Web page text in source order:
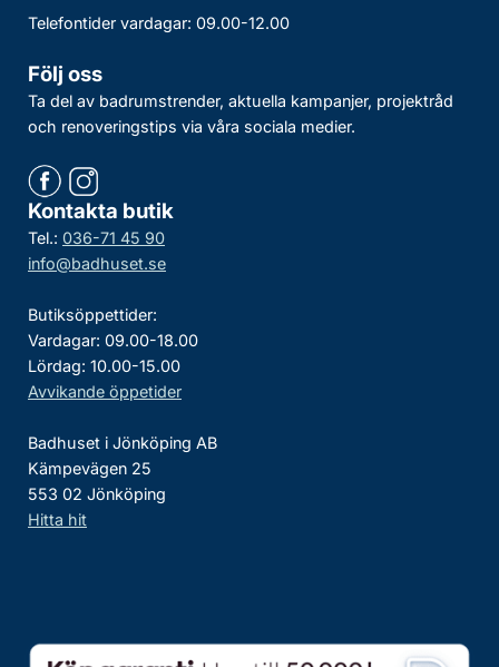
Telefontider vardagar: 09.00-12.00
Följ oss
Ta del av badrumstrender, aktuella kampanjer, projektråd
och renoveringstips via våra sociala medier.
Kontakta butik
Tel.: 036-71 45 90
info@badhuset.se
Butiksöppettider:
Vardagar: 09.00-18.00
Lördag: 10.00-15.00
Avvikande öppetider
Badhuset i Jönköping AB
Kämpevägen 25
553 02 Jönköping
Hitta hit